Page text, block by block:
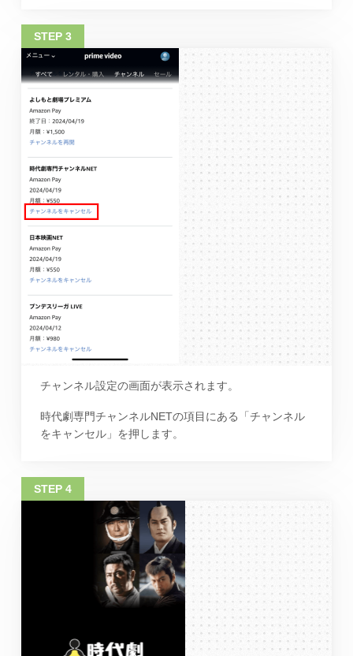
チャンネル設定の画面が表示されます。
時代劇専門チャンネルNETの項目にある「チャンネル
をキャンセル」を押します。